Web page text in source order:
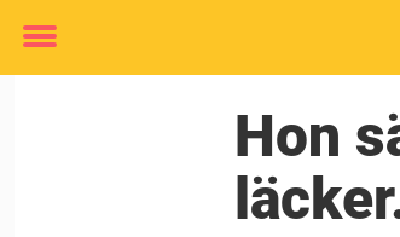
Toggle
Hon